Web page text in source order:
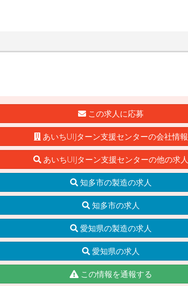
この求人に応募
あいちUIJターン支援センターの会社情報
あいちUIJターン支援センターの他の求人
知多市の製造の求人
知多市の求人
愛知県の製造の求人
愛知県の求人
この情報を通報する